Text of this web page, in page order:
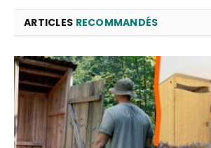
ARTICLES RECOMMANDÉS